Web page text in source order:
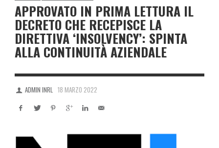
APPROVATO IN PRIMA LETTURA IL
DECRETO CHE RECEPISCE LA
DIRETTIVA ‘INSOLVENCY’: SPINTA
ALLA CONTINUITÀ AZIENDALE
ADMIN INRL 18 MARZO 2022